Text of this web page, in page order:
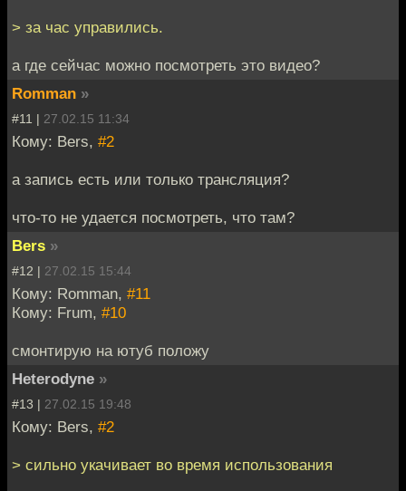
> за час управились.
а где сейчас можно посмотреть это видео?
Romman »
#11 | 27.02.15 11:34
Кому: Bers, #2
а запись есть или только трансляция?
что-то не удается посмотреть, что там?
Bers »
#12 | 27.02.15 15:44
Кому: Romman, #11
Кому: Frum, #10
смонтирую на ютуб положу
Heterodyne »
#13 | 27.02.15 19:48
Кому: Bers, #2
> сильно укачивает во время использования